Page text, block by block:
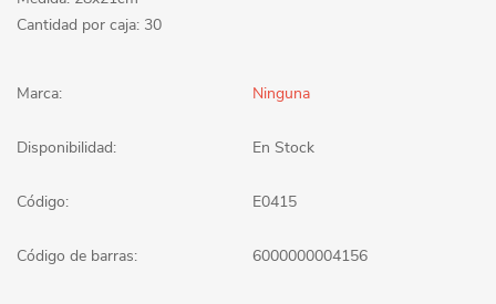
Cantidad por caja: 30
Marca: Ninguna
Disponibilidad: En Stock
Código: E0415
Código de barras: 6000000004156